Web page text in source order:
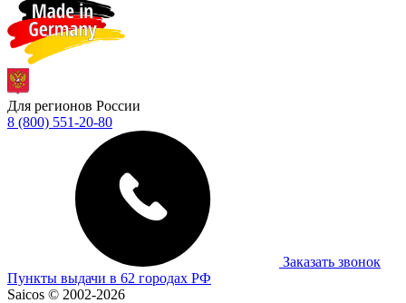
Для регионов России
8 (800) 551-20-80
Заказать звонок
Пункты выдачи в 62 городах РФ
Saicos © 2002-2026